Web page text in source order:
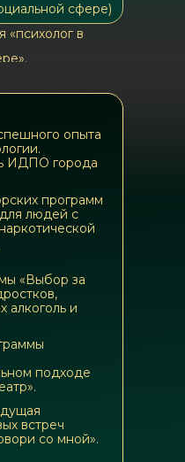
сфере)
«психолог в
встреч
со мной».
подходе
«Выбор за
алкоголь и
программ
людей с
опыта
ИДПО города